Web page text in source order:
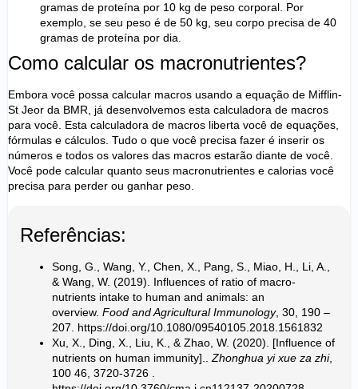
gramas de proteína por 10 kg de peso corporal. Por
exemplo, se seu peso é de 50 kg, seu corpo precisa de 40
gramas de proteína por dia.
Como calcular os macronutrientes?
Embora você possa calcular macros usando a equação de Mifflin-
St Jeor da BMR, já desenvolvemos esta calculadora de macros
para você. Esta calculadora de macros liberta você de equações,
fórmulas e cálculos. Tudo o que você precisa fazer é inserir os
números e todos os valores das macros estarão diante de você.
Você pode calcular quanto seus macronutrientes e calorias você
precisa para perder ou ganhar peso.
Referências:
Song, G., Wang, Y., Chen, X., Pang, S., Miao, H., Li, A.,
& Wang, W. (2019). Influences of ratio of macro-
nutrients intake to human and animals: an
overview. Food and Agricultural Immunology, 30, 190 –
207. https://doi.org/10.1080/09540105.2018.1561832
Xu, X., Ding, X., Liu, K., & Zhao, W. (2020). [Influence of
nutrients on human immunity].. Zhonghua yi xue za zhi,
100 46, 3720-3726 .